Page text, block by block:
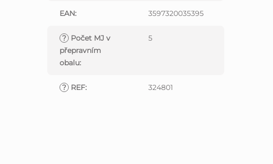
EAN: 3597320035395
? Počet MJ v
přepravním
obalu:
5
? REF: 324801